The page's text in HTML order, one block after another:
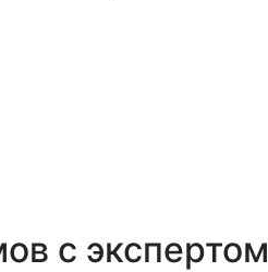
с экспертом